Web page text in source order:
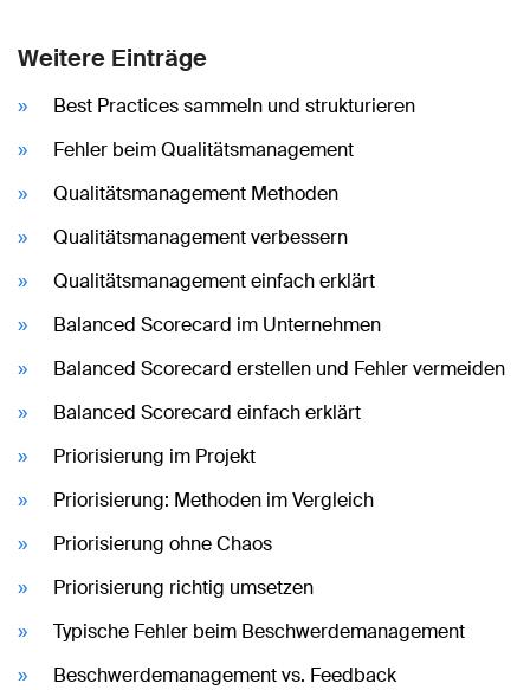
Weitere Einträge
Best Practices sammeln und strukturieren
Fehler beim Qualitätsmanagement
Qualitätsmanagement Methoden
Qualitätsmanagement verbessern
Qualitätsmanagement einfach erklärt
Balanced Scorecard im Unternehmen
Balanced Scorecard erstellen und Fehler vermeiden
Balanced Scorecard einfach erklärt
Priorisierung im Projekt
Priorisierung: Methoden im Vergleich
Priorisierung ohne Chaos
Priorisierung richtig umsetzen
Typische Fehler beim Beschwerdemanagement
Beschwerdemanagement vs. Feedback